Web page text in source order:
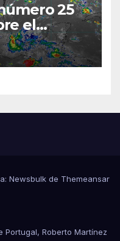
25
el
Newsbulkde Themeansar
Roberto Martínez